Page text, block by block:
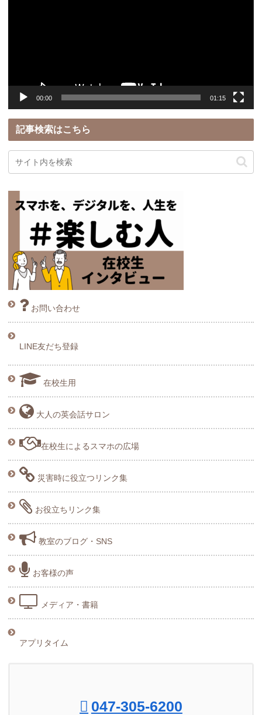
00:00 01:15
記事検索はこちら
お問い合わせ
LINE友だち登録
在校生用
大人の英会話サロン
在校生によるスマホの広場
災害時に役立つリンク集
お役立ちリンク集
教室のブログ・SNS
お客様の声
メディア・書籍
アプリタイム
047-305-6200